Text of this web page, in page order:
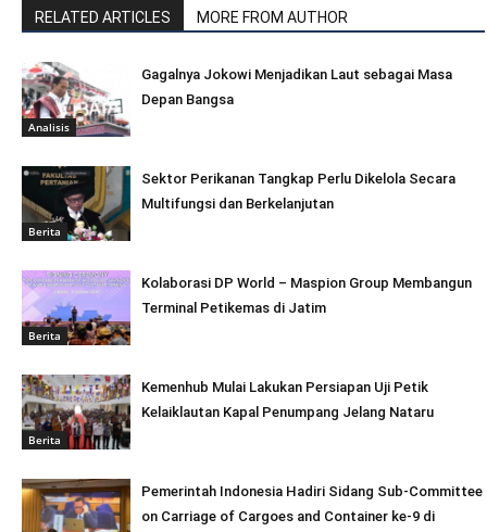
RELATED ARTICLES MORE FROM AUTHOR
Analisis
Gagalnya Jokowi Menjadikan Laut sebagai Masa
Depan Bangsa
Berita
Sektor Perikanan Tangkap Perlu Dikelola Secara
Multifungsi dan Berkelanjutan
Berita
Kolaborasi DP World – Maspion Group Membangun
Terminal Petikemas di Jatim
Berita
Kemenhub Mulai Lakukan Persiapan Uji Petik
Kelaiklautan Kapal Penumpang Jelang Nataru
Pemerintah Indonesia Hadiri Sidang Sub-Committee
on Carriage of Cargoes and Container ke-9 di